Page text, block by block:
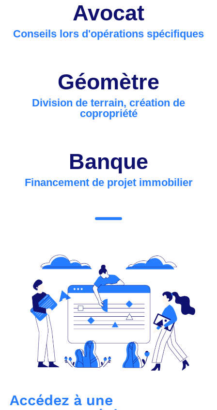
Avocat
Conseils lors d'opérations spécifiques
Géomètre
Division de terrain, création de
copropriété
Banque
Financement de projet immobilier
Accédez à une